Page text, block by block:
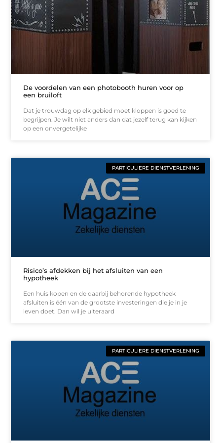
De voordelen van een photobooth huren voor op
een bruiloft
Dat je trouwdag op elk gebied moet kloppen is goed te
begrijpen. Je wilt niet anders dan dat jezelf terug kan kijken
op een onvergetelijke
PARTICULIERE DIENSTVERLENING
Risico’s afdekken bij het afsluiten van een
hypotheek
Een huis kopen en de daarbij behorende hypotheek
afsluiten is één van de grootste investeringen die je in je
leven doet. Dan wil je uiteraard
PARTICULIERE DIENSTVERLENING